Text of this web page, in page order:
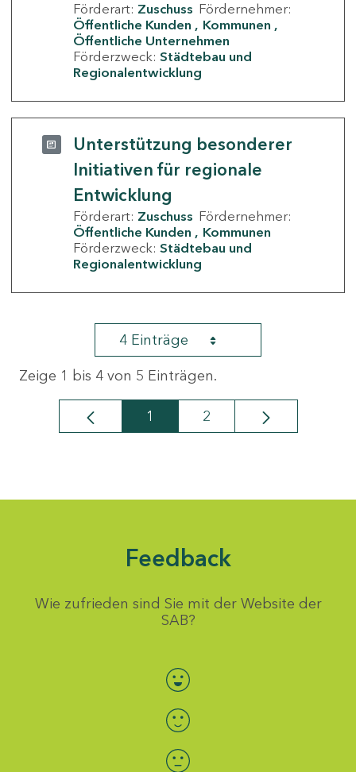
Förderart: Zuschuss Fördernehmer:
Öffentliche Kunden
Kommunen
Öffentliche Unternehmen
Förderzweck: Städtebau und
Regionalentwicklung
Unterstützung besonderer
Initiativen für regionale
Entwicklung
Förderart: Zuschuss Fördernehmer:
Öffentliche Kunden
Kommunen
Förderzweck: Städtebau und
Regionalentwicklung
4 Einträge
Zeige 1 bis 4 von 5 Einträgen.
Seite
1 Seite
2
Feedback
Wie zufrieden sind Sie mit der Website der
SAB?
Bewertung auswählen